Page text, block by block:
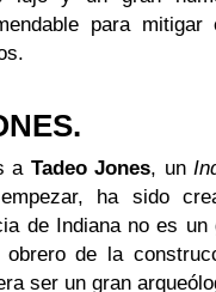
para
a Tadeo Jones, un
ha sido
de Indiana no es un
de la
ser un gran